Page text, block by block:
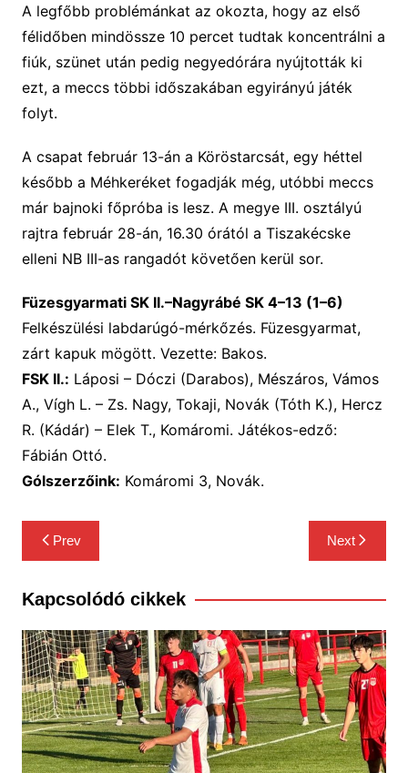
A legfőbb problémánkat az okozta, hogy az első
félidőben mindössze 10 percet tudtak koncentrálni a
fiúk, szünet után pedig negyedórára nyújtották ki
ezt, a meccs többi időszakában egyirányú játék
folyt.
A csapat február 13-án a Köröstarcsát, egy héttel
később a Méhkeréket fogadják még, utóbbi meccs
már bajnoki főpróba is lesz. A megye III. osztályú
rajtra február 28-án, 16.30 órától a Tiszakécske
elleni NB III-as rangadót követően kerül sor.
Füzesgyarmati SK II.–Nagyrábé SK 4–13 (1–6)
Felkészülési labdarúgó-mérkőzés. Füzesgyarmat,
zárt kapuk mögött. Vezette: Bakos.
FSK II.: Láposi – Dóczi (Darabos), Mészáros, Vámos
A., Vígh L. – Zs. Nagy, Tokaji, Novák (Tóth K.), Hercz
R. (Kádár) – Elek T., Komáromi. Játékos-edző:
Fábián Ottó.
Gólszerzőink: Komáromi 3, Novák.
Bejegyzés
navigáció
Prev Next
Kapcsolódó cikkek